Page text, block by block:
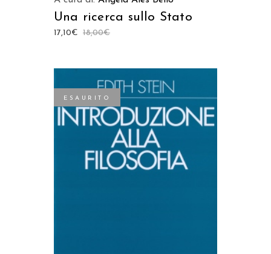
Una ricerca sullo Stato
18,00€
17,10€
ESAURITO